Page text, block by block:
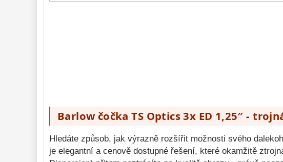
Binokulární
Dálkoměry a Noční
vidění
17
Barlow čočka TS Optics 3x ED 1,25″ -
Hledáte způsob, jak výrazně rozšířit možnosti svého
je elegantní a cenově dostupné řešení, které okamžitě